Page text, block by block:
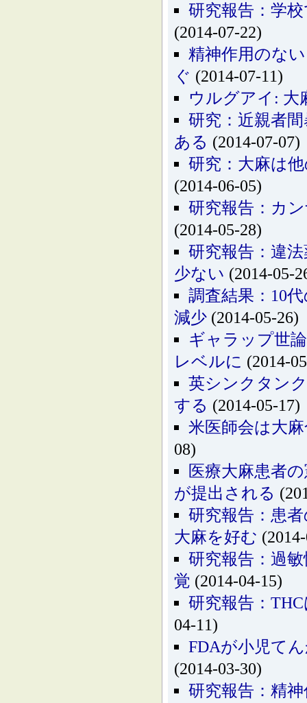
研究報告：学
(2014-07-22)
精神作用のな
ぐ (2014-07-11)
ウルグアイ: 大
研究：近親者
ある (2014-07-07)
研究：大麻は
(2014-06-05)
研究報告：カ
(2014-05-28)
研究報告：違
少ない (2014-05-
調査結果：10
減少 (2014-05-26)
ギャラップ世
レベルに (2014-
英シンクタン
する (2014-05-17)
米医師会は大
08)
医療大麻患者
が提出される
研究報告：患
大麻を好む
研究報告：過
覚 (2014-04-15)
研究報告：
04-11)
FDAが小児て
(2014-03-30)
研究報告：精